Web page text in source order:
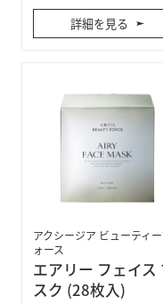
詳細を見る
アクシージア ビューティ
ォース
エアリー フェイス
スク (28枚入)